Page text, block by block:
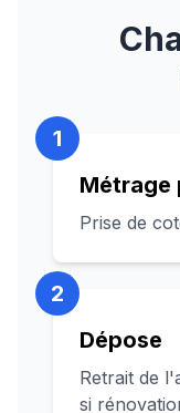
1
Métrage
Prise de
2
Dépose
Retrait de
si